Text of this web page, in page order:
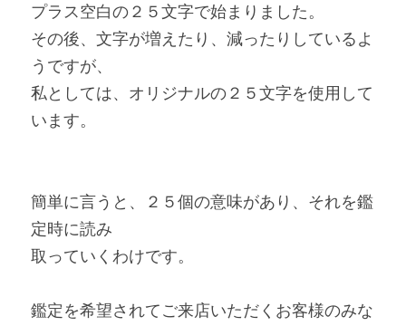
プラス空白の２５文字で始まりました。
その後、文字が増えたり、減ったりしているよ
うですが、
私としては、オリジナルの２５文字を使用して
います。
簡単に言うと、２５個の意味があり、それを鑑
定時に読み
取っていくわけです。
鑑定を希望されてご来店いただくお客様のみな